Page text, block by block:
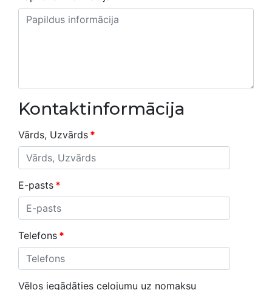
Kontaktinformācija
Vārds, Uzvārds *
E-pasts *
Telefons *
Vēlos iegādāties ceļojumu uz nomaksu